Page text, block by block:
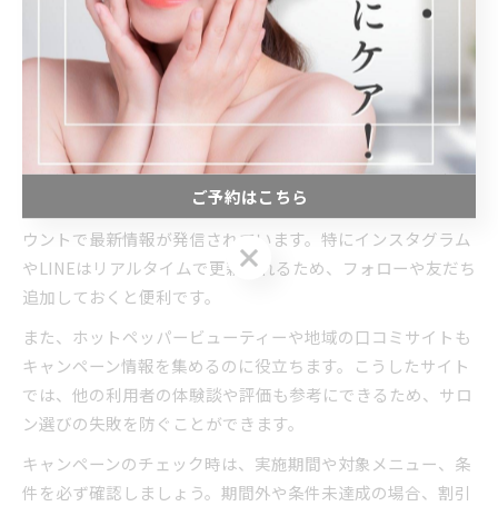
きます。肌が敏感な方は、事前に相談しておくとリスクを最
小限に抑えられます。
期間限定アイブロウキャンペーンのチェック方法
アイブロウの期間限定キャンペーンは定期的に実施されてお
り、情報を逃さずキャッチすることが大切です。岐阜県中津
川市のサロンでは、公式ホームページやSNS、LINE公式アカ
ウントで最新情報が発信されています。特にインスタグラム
やLINEはリアルタイムで更新されるため、フォローや友だち
追加しておくと便利です。
また、ホットペッパービューティーや地域の口コミサイトも
キャンペーン情報を集めるのに役立ちます。こうしたサイト
では、他の利用者の体験談や評価も参考にできるため、サロ
ン選びの失敗を防ぐことができます。
キャンペーンのチェック時は、実施期間や対象メニュー、条
件を必ず確認しましょう。期間外や条件未達成の場合、割引
ご予約はこちら
ご予約はこちら